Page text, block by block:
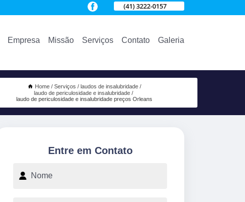
(41) 3222-0157
Empresa Missão Serviços Contato Galeria
Home Serviços
laudos de insalubridade
laudo de periculosidade e insalubridade
laudo de periculosidade e insalubridade preços Orleans
Entre em Contato